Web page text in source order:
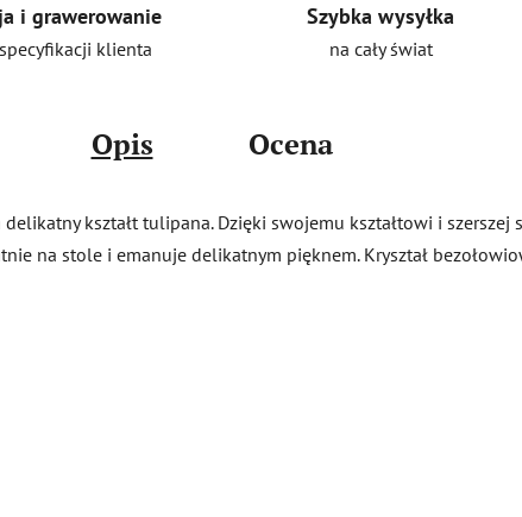
i grawerowanie
klienta
Szybka wysyłka
na cały świat
Opis Ocena
kształt tulipana. Dzięki swojemu kształtowi i
na stole i emanuje delikatnym pięknem. Kryształ